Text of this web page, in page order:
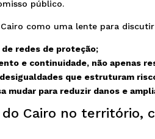
público.
como uma lente para
redes de proteção;
e continuidade, não apenas
que estruturam
mudar para reduzir danos e
do Cairo no território,